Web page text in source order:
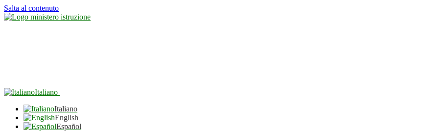
Salta al contenuto
Italiano
Italiano
English
Español